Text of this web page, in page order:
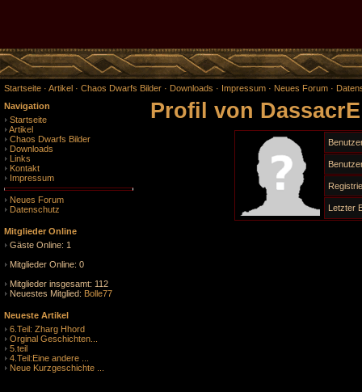
Startseite · Artikel · Chaos Dwarfs Bilder · Downloads · Impressum · Neues Forum ·
Navigation
Startseite
Artikel
Chaos Dwarfs Bilder
Downloads
Links
Kontakt
Impressum
Neues Forum
Datenschutz
Mitglieder Online
Gäste Online: 1
Mitglieder Online: 0
Mitglieder insgesamt: 112
Neuestes Mitglied: Bolle77
Neueste Artikel
6.Teil: Zharg Hhord
Orginal Geschichten...
5.teil
4.Teil:Eine andere ...
Neue Kurzgeschichte ...
Profil von DassacrE
Letzter